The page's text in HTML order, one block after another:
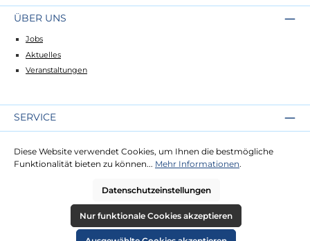
ÜBER UNS
Jobs
Aktuelles
Veranstaltungen
SERVICE
Lieferung
Zahlung
RECHTLICHES
Diese Website verwendet Cookies, um Ihnen die bestmögliche
Funktionalität bieten zu können... Mehr Informationen.
Datenschutzeinstellungen
Nur funktionale Cookies akzeptieren